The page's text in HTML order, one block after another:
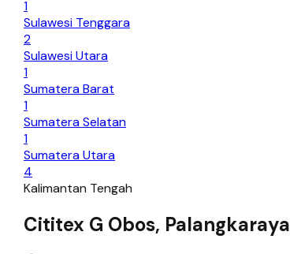
1
Sulawesi Tenggara
2
Sulawesi Utara
1
Sumatera Barat
1
Sumatera Selatan
1
Sumatera Utara
4
Kalimantan Tengah
Cititex G Obos, Palangkaraya